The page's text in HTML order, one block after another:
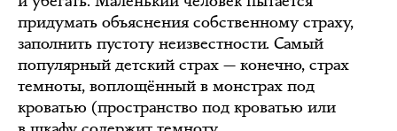
придумать объяснения собственному страху,
заполнить пустоту неизвестности. Самый
популярный детский страх — конечно, страх
темноты, воплощённый в монстрах под
кроватью (пространство под кроватью или